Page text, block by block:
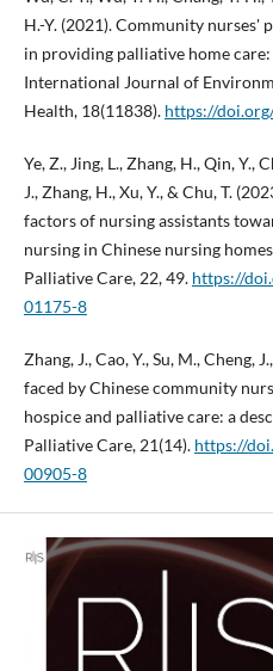
H.-Y. (2021). Community nurses'
in providing palliative home
International Journal of
Health, 18(11838). https://
Ye, Z., Jing, L., Zhang, H., Qin, Y.,
J., Zhang, H., Xu, Y., & Chu, T.
factors of nursing assistants
nursing in Chinese nursing
Palliative Care, 22, 49. https://
01175-8
Zhang, J., Cao, Y., Su, M., Cheng,
faced by Chinese community
hospice and palliative care: a
Palliative Care, 21(14). https://
00905-8